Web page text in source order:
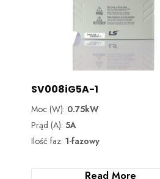
SV008iG5A-1
Moc (W): 0.75kW
Prąd (A):5A
Ilość faz:1-fazowy
Read More